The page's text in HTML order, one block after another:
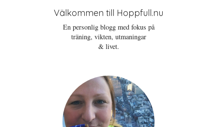
Välkommen till Hoppfull.nu
En personlig blogg med fokus på
träning, vikten, utmaningar
& livet.